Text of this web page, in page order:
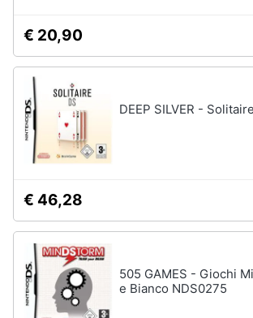
€ 20,90
DEEP SILVER - Solitaire
€ 46,28
505 GAMES - Giochi
e Bianco NDS0275